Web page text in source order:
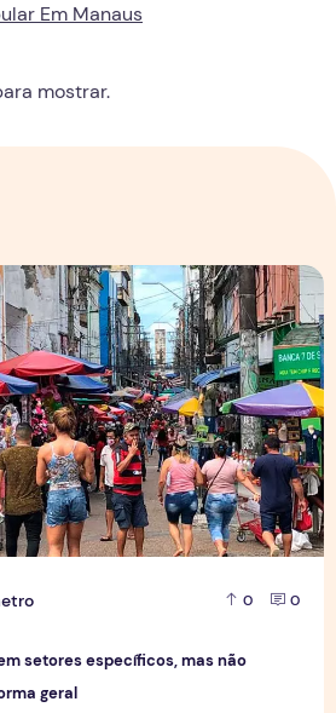
Em Manaus
mostrar.
0 0
setores específicos, mas não
geral
setores específicos, mas não